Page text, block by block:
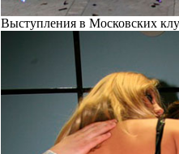
Выступления в Московских